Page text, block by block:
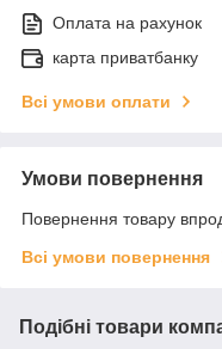
Оплата на рахунок
карта приватбанку
Всі умови оплати
Умови повернення
Повернення товару
Всі умови повернення
Подібні товари